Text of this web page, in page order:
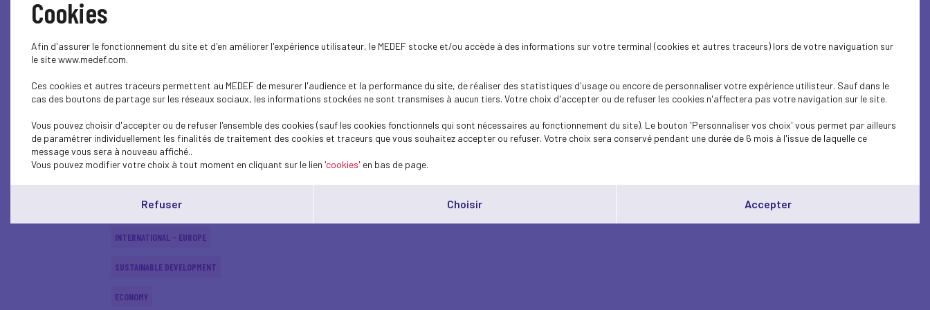
INTERNATIONAL - EUROPE
INTERNATIONAL - EUROPE
SOCIAL
INTERNATIONAL - EUROPE
INTERNATIONAL - EUROPE
SUSTAINABLE DEVELOPMENT
ECONOMY
Cookies
Afin d'assurer le fonctionnement du site et d'en améliorer l'expérience utilisateur, le MEDEF stocke et/ou accède à des informations sur votre terminal (cookies et autres traceurs) lors de votre naviguation sur
le site www.medef.com.
Ces cookies et autres traceurs permettent au MEDEF de mesurer l'audience et la performance du site, de réaliser des statistiques d'usage ou encore de personnaliser votre expérience utilisteur. Sauf dans le
cas des boutons de partage sur les réseaux sociaux, les informations stockées ne sont transmises à aucun tiers. Votre choix d'accepter ou de refuser les cookies n'affectera pas votre navigation sur le site.
Vous pouvez choisir d'accepter ou de refuser l'ensemble des cookies (sauf les cookies fonctionnels qui sont nécessaires au fonctionnement du site). Le bouton 'Personnaliser vos choix' vous permet par ailleurs
de paramétrer individuellement les finalités de traitement des cookies et traceurs que vous souhaitez accepter ou refuser. Votre choix sera conservé pendant une durée de 6 mois à l'issue de laquelle ce
message vous sera à nouveau affiché..
Vous pouvez modifier votre choix à tout moment en cliquant sur le lien 'cookies' en bas de page.
Refuser Choisir Accepter